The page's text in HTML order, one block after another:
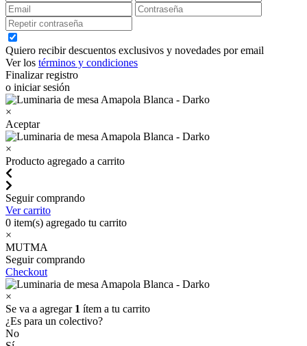
Quiero recibir descuentos exclusivos y novedades por email
Ver los términos y condiciones
Finalizar registro
o iniciar sesión
×
Aceptar
×
Producto agregado a carrito
Seguir comprando
Ver carrito
0 item(s) agregado tu carrito
×
MUTMA
Seguir comprando
Checkout
×
Se va a agregar 1 ítem a tu carrito
¿Es para un colectivo?
No